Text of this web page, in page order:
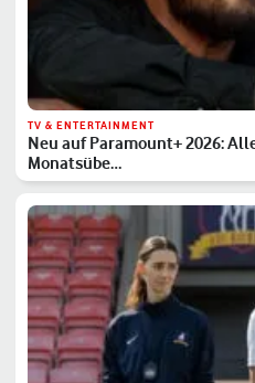
TV & ENTERTAINMENT
Neu auf Paramount+ 2026:
Monatsübe…